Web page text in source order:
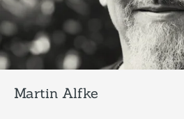
Martin Alfke